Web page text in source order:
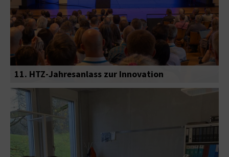
11. HTZ-Jahresanlass zur Innovation